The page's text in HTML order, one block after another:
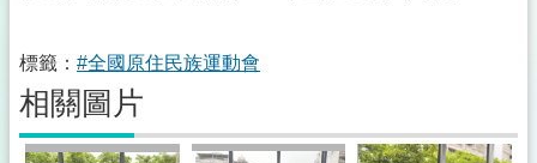
標籤： #全國原住民族運動會
相關圖片